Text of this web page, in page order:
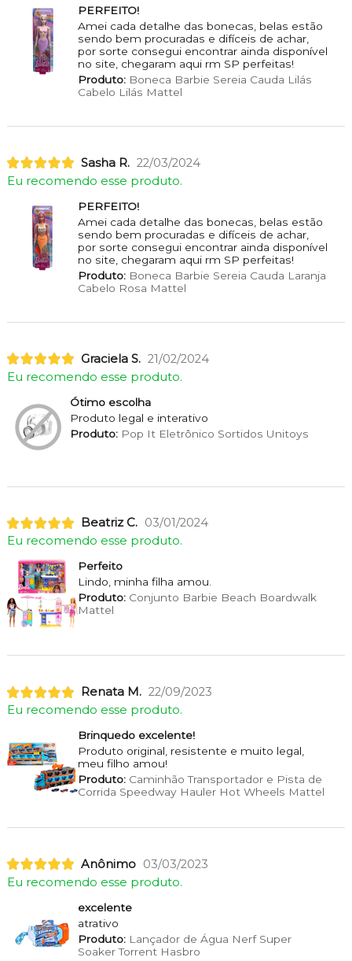
PERFEITO!
Amei cada detalhe das bonecas, belas estão
sendo bem procuradas e difíceis de achar,
por sorte consegui encontrar ainda disponível
no site, chegaram aqui rm SP perfeitas!
Produto:Boneca Barbie Sereia Cauda Lilás
Cabelo Lilás Mattel
Sasha R. 22/03/2024
Eu recomendo esse produto.
PERFEITO!
Amei cada detalhe das bonecas, belas estão
sendo bem procuradas e difíceis de achar,
por sorte consegui encontrar ainda disponível
no site, chegaram aqui rm SP perfeitas!
Produto:Boneca Barbie Sereia Cauda Laranja
Cabelo Rosa Mattel
Graciela S. 21/02/2024
Eu recomendo esse produto.
Ótimo escolha
Produto legal e interativo
Produto:Pop It Eletrônico Sortidos Unitoys
Beatriz C. 03/01/2024
Eu recomendo esse produto.
Perfeito
Lindo, minha filha amou.
Produto:Conjunto Barbie Beach Boardwalk
Mattel
Renata M. 22/09/2023
Eu recomendo esse produto.
Brinquedo excelente!
Produto original, resistente e muito legal,
meu filho amou!
Produto:Caminhão Transportador e Pista de
Corrida Speedway Hauler Hot Wheels Mattel
Anônimo 03/03/2023
Eu recomendo esse produto.
excelente
atrativo
Produto:Lançador de Água Nerf Super
Soaker Torrent Hasbro